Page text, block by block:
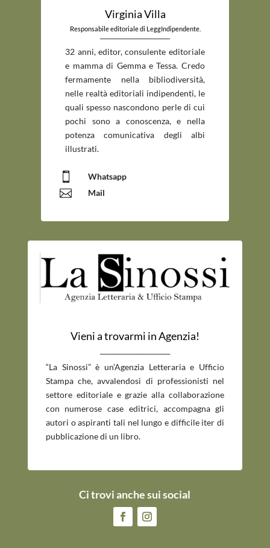
Virginia Villa
Responsabile editoriale di LeggIndipendente.
_____________________________
32 anni, editor, consulente editoriale
e mamma di Gemma e Tessa. Credo
fermamente nella bibliodiversità,
nelle realtà editoriali indipendenti, le
quali spesso nascondono perle di cui
pochi sono a conoscenza, e nella
potenza comunicativa degli albi
illustrati.
 Whatsapp
 Mail
Vieni a trovarmi in Agenzia!
“La Sinossi” è un’Agenzia Letteraria e Ufficio
Stampa che, avvalendosi di professionisti nel
settore editoriale e grazie alla collaborazione
con numerose case editrici, accompagna gli
autori o aspiranti tali nel lungo e difficile iter di
pubblicazione di un libro.
Ci trovi anche sui social